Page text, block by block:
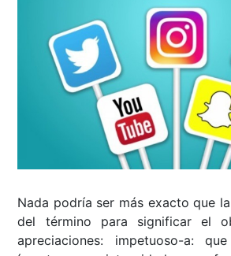
Nada podría ser más exacto que
del término para significar el
apreciaciones: impetuoso-a: